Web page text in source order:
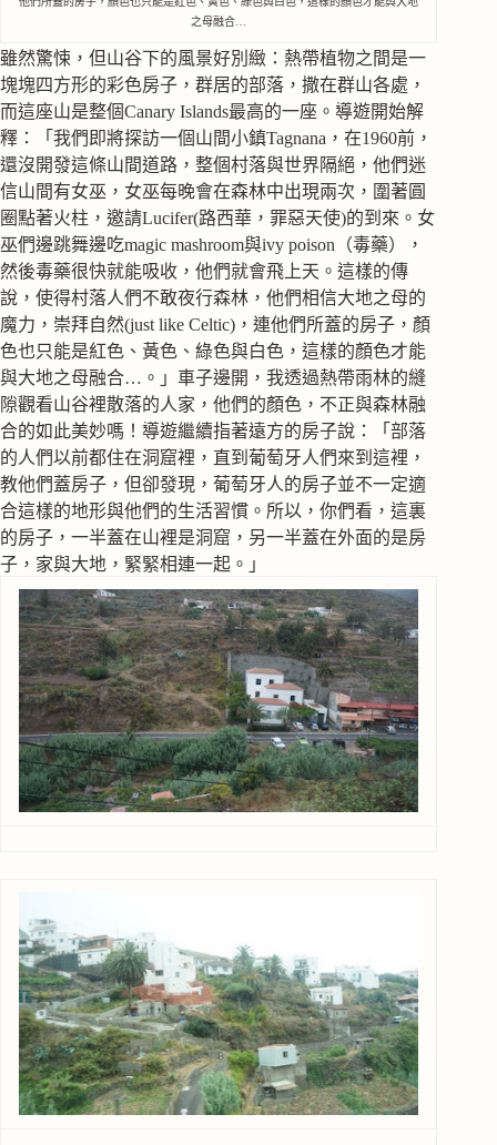
之母融合…
雖然驚悚，但山谷下的風景好別緻：熱帶植物之間是一
塊塊四方形的彩色房子，群居的部落，撒在群山各處，
而這座山是整個Canary Islands最高的一座。導遊開始解
釋：「我們即將探訪一個山間小鎮Tagnana，在1960前，
還沒開發這條山間道路，整個村落與世界隔絕，他們迷
信山間有女巫，女巫每晚會在森林中出現兩次，圍著圓
圈點著火柱，邀請Lucifer(路西華，罪惡天使)的到來。女
巫們邊跳舞邊吃magic mashroom與ivy poison（毒藥），
然後毒藥很快就能吸收，他們就會飛上天。這樣的傳
說，使得村落人們不敢夜行森林，他們相信大地之母的
魔力，崇拜自然(just like Celtic)，連他們所蓋的房子，顏
色也只能是紅色、黃色、綠色與白色，這樣的顏色才能
與大地之母融合…。」車子邊開，我透過熱帶雨林的縫
隙觀看山谷裡散落的人家，他們的顏色，不正與森林融
合的如此美妙嗎！導遊繼續指著遠方的房子說：「部落
的人們以前都住在洞窟裡，直到葡萄牙人們來到這裡，
教他們蓋房子，但卻發現，葡萄牙人的房子並不一定適
合這樣的地形與他們的生活習慣。所以，你們看，這裏
的房子，一半蓋在山裡是洞窟，另一半蓋在外面的是房
子，家與大地，緊緊相連一起。」